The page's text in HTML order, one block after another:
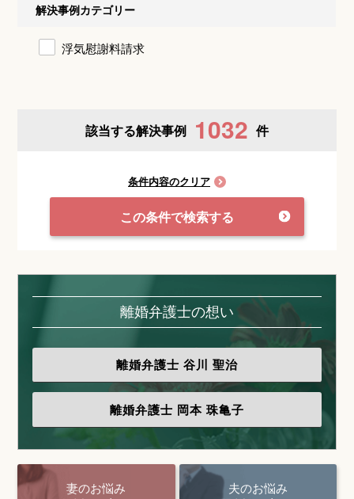
解決事例カテゴリー
浮気慰謝料請求
該当する解決事例 1032 件
条件内容のクリア
この条件で検索する
離婚弁護士の想い
離婚弁護士 谷川 聖治
離婚弁護士 岡本 珠亀子
妻のお悩み 夫のお悩み